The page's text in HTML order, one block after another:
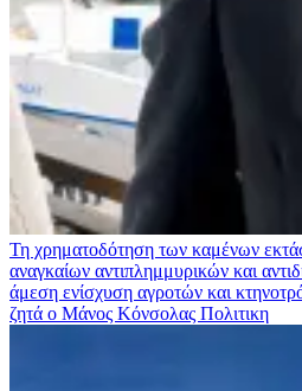
Τη χρηματοδότηση των καμένων
αναγκαίων αντιπλημμυρικών και
άμεση ενίσχυση αγροτών και
ζητά ο Μάνος Κόνσολας Πολιτικη